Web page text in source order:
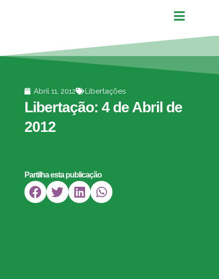
Abril 11, 2012 Libertações
Libertação: 4 de Abril de
2012
Partilha esta publicação